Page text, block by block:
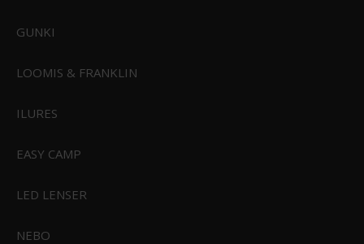
C907E
GUNKI
LOOMIS & FRANKLIN
ILURES
EASY CAMP
LED LENSER
NEBO